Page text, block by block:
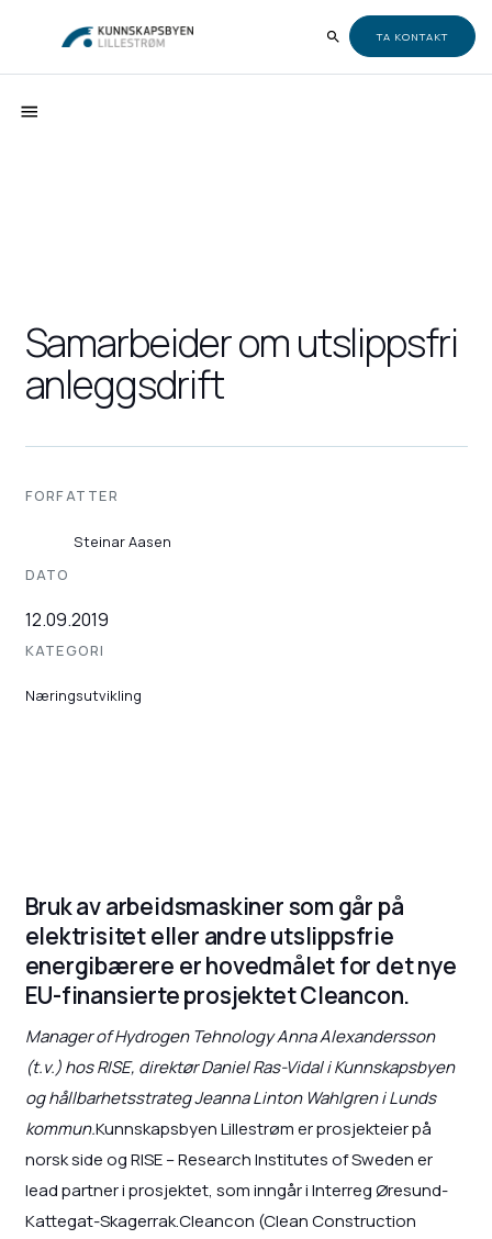
TA KONTAKT
Samarbeider om utslippsfri
anleggsdrift
FORFATTER
Steinar Aasen
DATO
12.09.2019
KATEGORI
Næringsutvikling
Bruk av arbeidsmaskiner som går på
elektrisitet eller andre utslippsfrie
energibærere er hovedmålet for det nye
EU-finansierte prosjektet Cleancon.
Manager of Hydrogen Tehnology Anna Alexandersson
(t.v.) hos RISE, direktør Daniel Ras-Vidal i Kunnskapsbyen
og hållbarhetsstrateg Jeanna Linton Wahlgren i Lunds
kommun.Kunnskapsbyen Lillestrøm er prosjekteier på
norsk side og RISE – Research Institutes of Sweden er
lead partner i prosjektet, som inngår i Interreg Øresund-
Kattegat-Skagerrak.Cleancon (Clean Construction